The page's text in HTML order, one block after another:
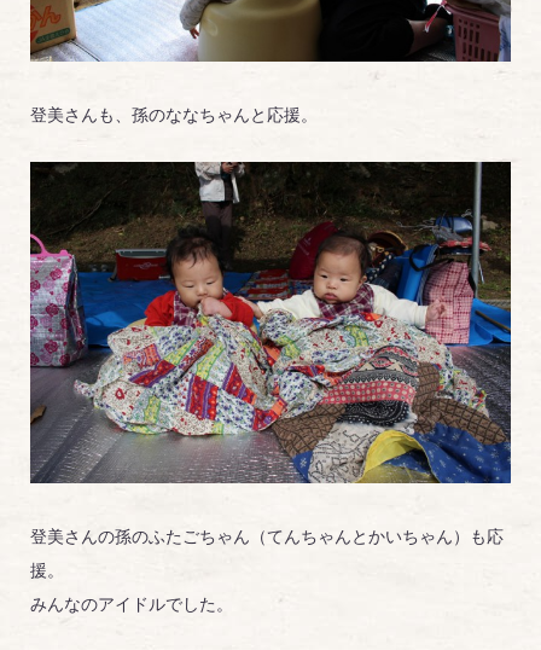
登美さんも、孫のななちゃんと応援。
登美さんの孫のふたごちゃん（てんちゃんとかいちゃん）も応
援。
みんなのアイドルでした。